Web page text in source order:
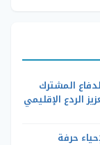
المشترك
الردع الإقليمي
حرفة